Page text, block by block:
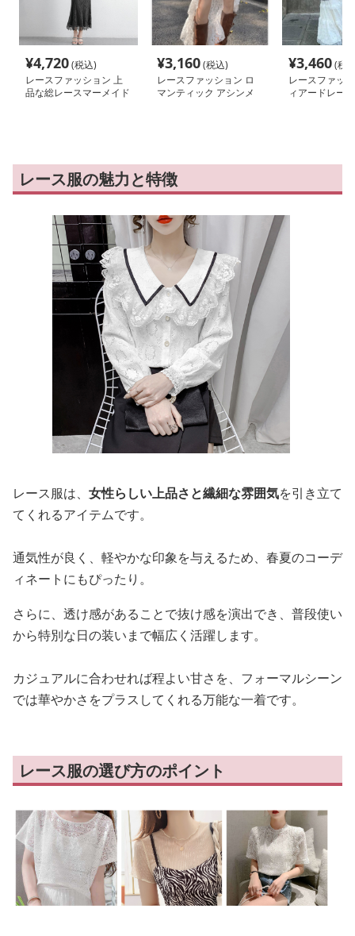
¥4,720(税込)
レースファッション 上
品な総レースマーメイド
¥3,160(税込)
レースファッション ロ
マンティック アシンメ
¥3,460(税
レースファッ
ィアードレー
レース服の魅力と特徴
レース服は、 女性らしい上品さと繊細な雰囲気を引き立て
てくれるアイテムです。
通気性が良く、軽やかな印象を与えるため、春夏のコーデ
ィネートにもぴったり。
さらに、透け感があることで抜け感を演出でき、普段使い
から特別な日の装いまで幅広く活躍します。
カジュアルに合わせれば程よい甘さを、フォーマルシーン
では華やかさをプラスしてくれる万能な一着です。
レース服の選び方のポイント